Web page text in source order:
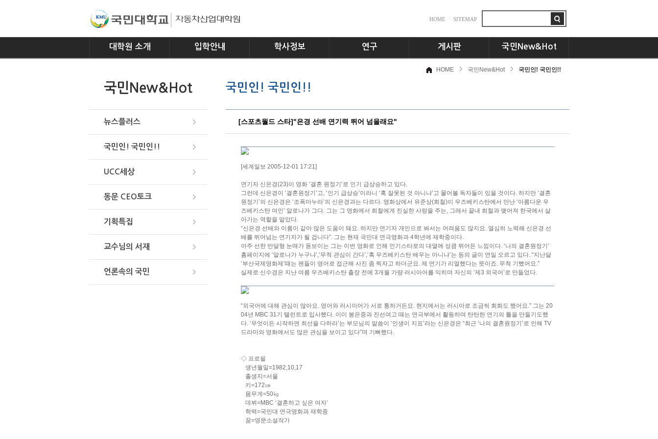
HOME SITEMAP
대학원 소개
연혁
입학안내 학사정보
교과과정
연구 게시판
공지사항
국민New&Hot
뉴스플러스
국민New&Hot
뉴스플러스
국민인! 국민인!!
UCC세상
동문 CEO토크
기획특집
교수님의 서재
언론속의 국민
국민인! 국민인!!
HOME 국민New&Hot 국민인! 국민인!!
[스포츠월드 스타]"은경 선배 연기력 뛰어 넘을래요"
[세계일보 2005-12-01 17:21]
연기자 신은경(23)이 영화 ‘결혼 원정기’로 인기 급상승하고 있다.
그런데 신은경이 ‘결혼원정기’고, ‘인기 급상승’이라니 ‘혹 잘못된 것 아니냐’고 물어볼 독자들이 있을 것이다. 하지만 ‘결혼
원정기’의 신은경은 ‘조폭마누라’의 신은경과는 다르다. 영화상에서 유준상(희철)이 우즈베키스탄에서 만난 ‘아름다운 우
즈베키스탄 여인’ 알로나가 그다. 그는 그 영화에서 희철에게 진실한 사랑을 주는, 그래서 끝내 희철과 맺어져 한국에서 살
아가는 역할을 맡았다.
“신은경 선배와 이름이 같아 많은 도움이 돼요. 하지만 연기자 개인으로 봐서는 어려움도 많지요. 열심히 노력해 신은경 선
배를 뛰어넘는 연기자가 될 겁니다”. 그는 현재 국민대 연극영화과 4학년에 재학중이다.
아주 선한 반달형 눈매가 돋보이는 그는 이번 영화로 인해 인기스타로의 대열에 성큼 뛰어든 느낌이다. ‘나의 결혼원정기’
홈페이지에 ‘알로나가 누구냐’,‘무척 관심이 간다’,‘혹 우즈베키스탄 배우는 아니냐’는 등의 글이 연일 오르고 있다. “지난달
‘부산국제영화제’때는 팬들이 영어로 접근해 사진 좀 찍자고 하더군요. 제 연기가 리얼했다는 뜻이죠. 무척 기뻤어요.”
실제로 신수경은 지난 여름 우즈베키스탄 출장 전에 3개월 가량 러시아어를 익히며 자신의 ‘제3 외국어’로 만들었다.
“외국어에 대해 관심이 많아요. 영어와 러시아어가 서로 통하거든요. 현지에서는 러시아로 조금씩 회화도 했어요.” 그는 20
04년 MBC 31기 탤런트로 입사했다. 이미 봉은중과 진선여고 때는 연극부에서 활동하며 탄탄한 연기의 틀을 만들기도했
다. ‘무엇이든 시작하면 최선을 다하라’는 부모님의 말씀이 ‘인생이 지표’라는 신은경은 “최근 ‘나의 결혼원정기’로 인해 TV
드라마와 영화에서도 많은 관심을 보이고 있다”며 기뻐했다.
◇ 프로필
생년월일=1982,10,17
출생지=서울
키=172㎝
몸무게=50㎏
데뷔=MBC ‘결혼하고 싶은 여자’
학력=국민대 연극영화과 재학중
꿈=영문소설작가